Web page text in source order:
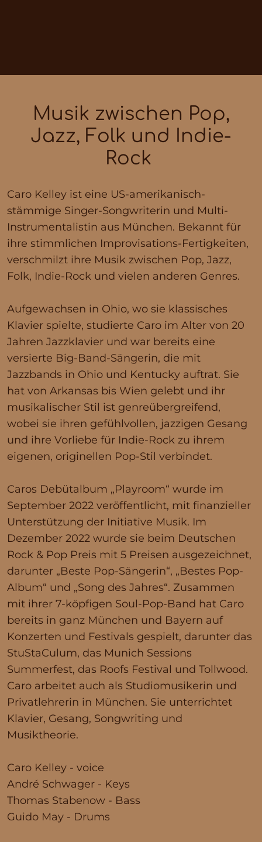
Musik zwischen Pop,
Jazz, Folk und Indie-
Rock
Caro Kelley ist eine US-amerikanisch-
stämmige Singer-Songwriterin und Multi-
Instrumentalistin aus München. Bekannt für
ihre stimmlichen Improvisations-Fertigkeiten,
verschmilzt ihre Musik zwischen Pop, Jazz,
Folk, Indie-Rock und vielen anderen Genres.
Aufgewachsen in Ohio, wo sie klassisches
Klavier spielte, studierte Caro im Alter von 20
Jahren Jazzklavier und war bereits eine
versierte Big-Band-Sängerin, die mit
Jazzbands in Ohio und Kentucky auftrat. Sie
hat von Arkansas bis Wien gelebt und ihr
musikalischer Stil ist genreübergreifend,
wobei sie ihren gefühlvollen, jazzigen Gesang
und ihre Vorliebe für Indie-Rock zu ihrem
eigenen, originellen Pop-Stil verbindet.
Caros Debütalbum „Playroom“ wurde im
September 2022 veröffentlicht, mit finanzieller
Unterstützung der Initiative Musik. Im
Dezember 2022 wurde sie beim Deutschen
Rock & Pop Preis mit 5 Preisen ausgezeichnet,
darunter „Beste Pop-Sängerin“, „Bestes Pop-
Album“ und „Song des Jahres“. Zusammen
mit ihrer 7-köpfigen Soul-Pop-Band hat Caro
bereits in ganz München und Bayern auf
Konzerten und Festivals gespielt, darunter das
StuStaCulum, das Munich Sessions
Summerfest, das Roofs Festival und Tollwood.
Caro arbeitet auch als Studiomusikerin und
Privatlehrerin in München. Sie unterrichtet
Klavier, Gesang, Songwriting und
Musiktheorie.
Caro Kelley - voice
André Schwager - Keys
Thomas Stabenow - Bass
Guido May - Drums